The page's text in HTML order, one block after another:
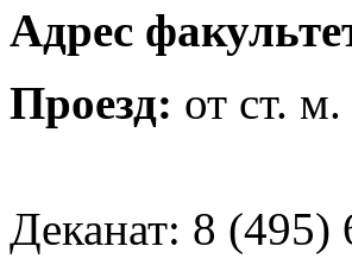
Адрес
Проезд: от ст.
Деканат: 8 (495)